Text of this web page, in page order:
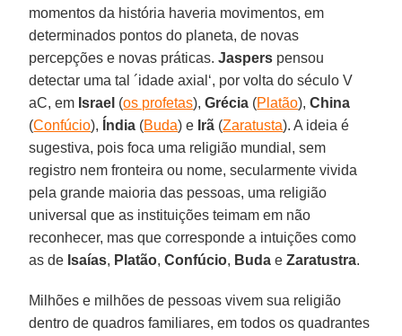
momentos da história haveria movimentos, em
determinados pontos do planeta, de novas
percepções e novas práticas.Jaspers pensou
detectar uma tal ´idade axial‘, por volta do século V
aC, em Israel (os profetas),Grécia (Platão),China
(Confúcio), Índia (Buda) e Irã (Zaratusta). A ideia é
sugestiva, pois foca uma religião mundial, sem
registro nem fronteira ou nome, secularmente vivida
pela grande maioria das pessoas, uma religião
universal que as instituições teimam em não
reconhecer, mas que corresponde a intuições como
as de Isaías, Platão,Confúcio, Buda eZaratustra.
Milhões e milhões de pessoas vivem sua religião
dentro de quadros familiares, em todos os quadrantes